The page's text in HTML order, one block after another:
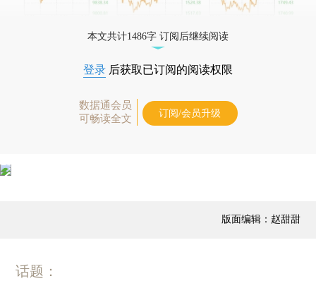
本文共计1486字 订阅后继续阅读
登录 后获取已订阅的阅读权限
数据通会员
可畅读全文
订阅/会员升级
版面编辑：赵甜甜
话题：